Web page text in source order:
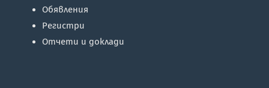
Обявления
Регистри
Отчети и доклади